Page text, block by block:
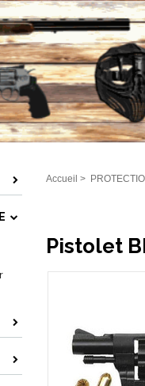
Accueil >
Pistolet